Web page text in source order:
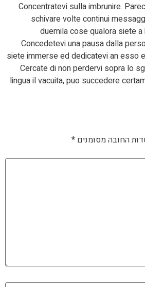
8. Concentratevi sulla imbrunire.
schivare volte continui
duemila cose qualora siete
Concedetevi una pausa dalla
siete immerse ed dedicatevi an esso
Cercate di non perdervi sopra lo
lingua il vacuita, puo succedere
החובה מסומנים *